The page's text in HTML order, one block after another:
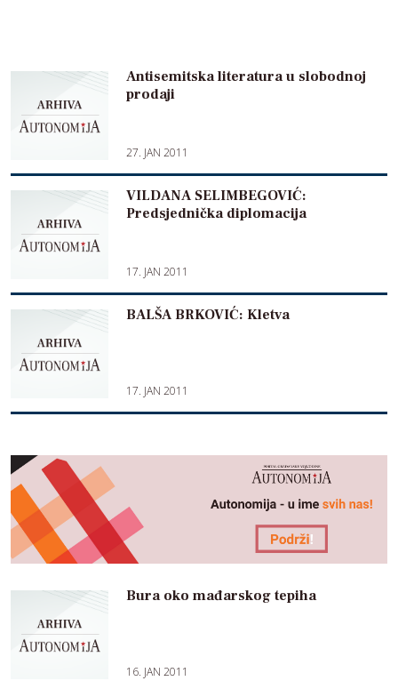
Antisemitska literatura u slobodnoj
prodaji
27. JAN 2011
VILDANA SELIMBEGOVIĆ:
Predsjednička diplomacija
17. JAN 2011
BALŠA BRKOVIĆ: Kletva
17. JAN 2011
Bura oko mađarskog tepiha
16. JAN 2011